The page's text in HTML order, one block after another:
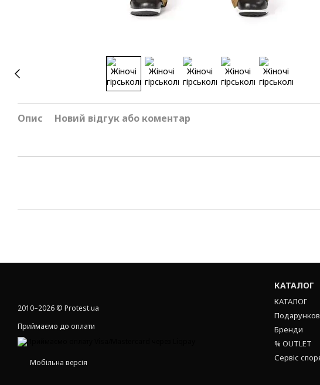
Опис Новий відгук або коментар
2010–2026 © Protest.ua
Приймаємо до оплати
Мобільна версія
КАТАЛОГ
КАТАЛОГ
Бренди
% OUTLET
Сервіс